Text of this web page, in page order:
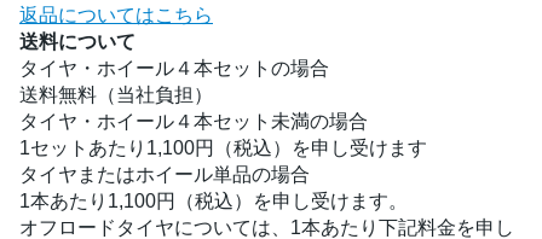
返品についてはこちら
送料について
タイヤ・ホイール４本セットの場合
送料無料（当社負担）
タイヤ・ホイール４本セット未満の場合
1セットあたり1,100円（税込）を申し受けます
タイヤまたはホイール単品の場合
1本あたり1,100円（税込）を申し受けます。
オフロードタイヤについては、1本あたり下記料金を申し